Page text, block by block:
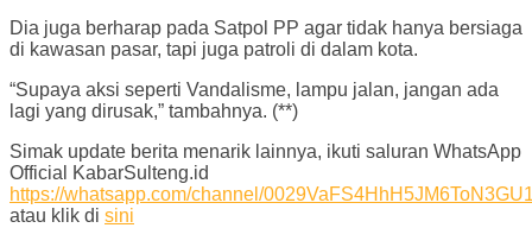
Dia juga berharap pada Satpol PP agar tidak hanya bersiaga
di kawasan pasar, tapi juga patroli di dalam kota.
“Supaya aksi seperti Vandalisme, lampu jalan, jangan ada
lagi yang dirusak,” tambahnya. (**)
Simak update berita menarik lainnya, ikuti saluran WhatsApp
Official KabarSulteng.id
https://whatsapp.com/channel/
atau klik di sini